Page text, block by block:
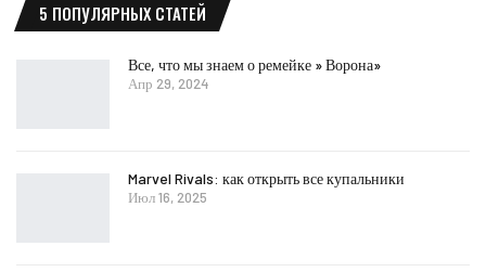
5 ПОПУЛЯРНЫХ СТАТЕЙ
Все, что мы знаем о ремейке » Ворона»
Апр 29, 2024
Marvel Rivals: как открыть все купальники
Июл 16, 2025